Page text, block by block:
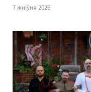
7 жніўня 2026